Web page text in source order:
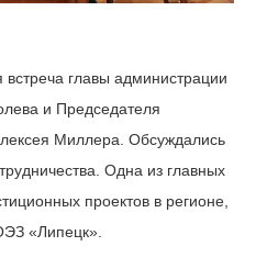
главы администрации
и Председателя
Миллера. Обсуждались
Одна из главных
проектов в регионе,
«Липецк».